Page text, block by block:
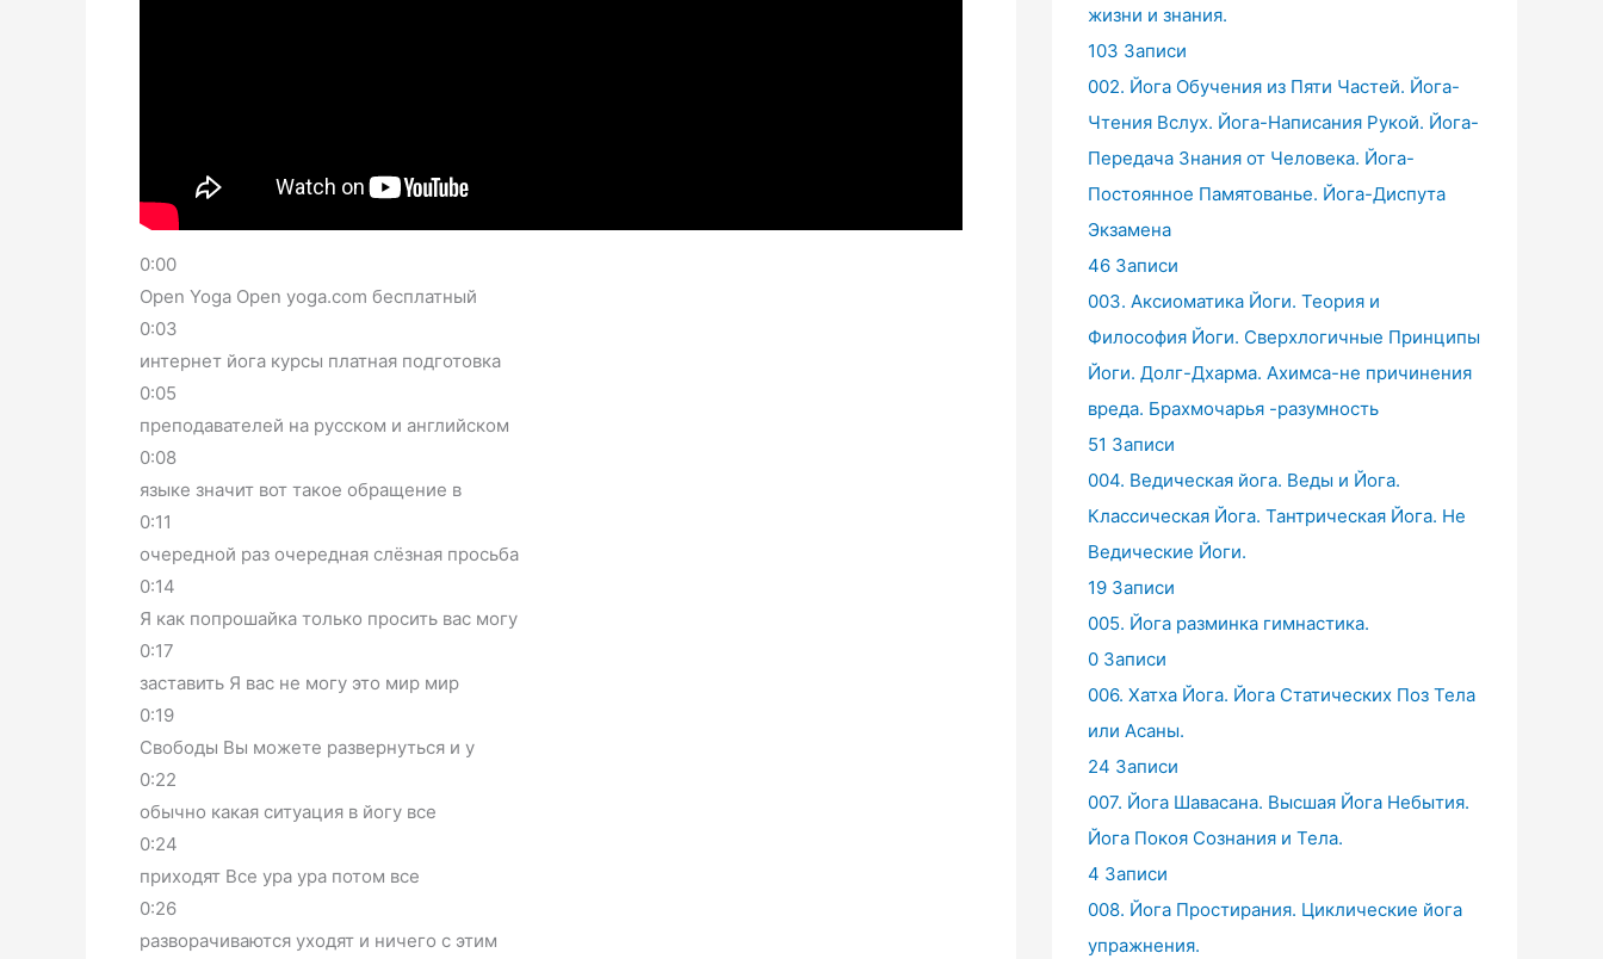
0:00
Open Yoga Open yoga.com бесплатный
0:03
интернет йога курсы платная подготовка
0:05
преподавателей на русском и английском
0:08
языке значит вот такое обращение в
0:11
очередной раз очередная слёзная просьба
0:14
Я как попрошайка только просить вас могу
0:17
заставить Я вас не могу это мир мир
0:19
Свободы Вы можете развернуться и у
0:22
обычно какая ситуация в йогу все
0:24
приходят Все ура ура потом все
0:26
разворачиваются уходят и ничего с этим
жизни и знания.
103 Записи
002. Йога Обучения из Пяти Частей. Йога-
Чтения Вслух. Йога-Написания Рукой. Йога-
Передача Знания от Человека. Йога-
Постоянное Памятованье. Йога-Диспута
Экзамена
46 Записи
003. Аксиоматика Йоги. Теория и
Философия Йоги. Сверхлогичные Принципы
Йоги. Долг-Дхарма. Ахимса-не причинения
вреда. Брахмочарья -разумность
51 Записи
004. Ведическая йога. Веды и Йога.
Классическая Йога. Тантрическая Йога. Не
Ведические Йоги.
19 Записи
005. Йога разминка гимнастика.
0 Записи
006. Хатха Йога. Йога Статических Поз Тела
или Асаны.
24 Записи
007. Йога Шавасана. Высшая Йога Небытия.
Йога Покоя Сознания и Тела.
4 Записи
008. Йога Простирания. Циклические йога
упражнения.